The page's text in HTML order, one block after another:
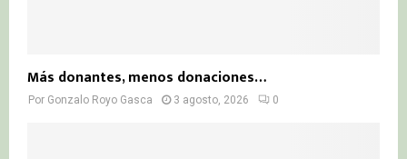
Más donantes, menos donaciones…
Por Gonzalo Royo Gasca 3 agosto, 2026 0